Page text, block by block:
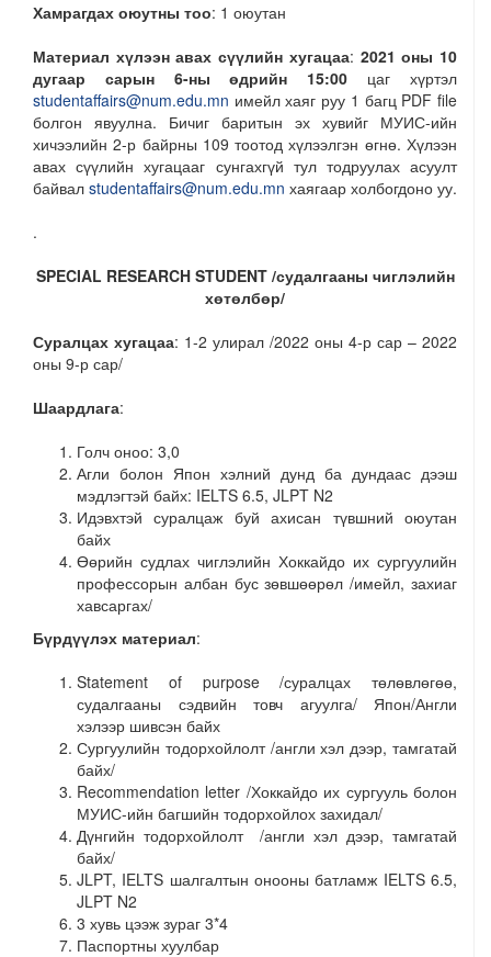
Хамрагдах оюутны тоо: 1 оюутан
Материал хүлээн авах сүүлийн хугацаа: 2021 оны 10
дугаар сарын 6-ны өдрийн 15:00 цаг хүртэл
studentaffairs@num.edu.mn имейл хаяг руу 1 багц PDF file
болгон явуулна. Бичиг баритын эх хувийг МУИС-ийн
хичээлийн 2-р байрны 109 тоотод хүлээлгэн өгнө. Хүлээн
авах сүүлийн хугацааг сунгахгүй тул тодруулах асуулт
байвал studentaffairs@num.edu.mn хаягаар холбогдоно уу.
.
SPECIAL RESEARCH STUDENT /судалгааны чиглэлийн
хөтөлбөр/
Суралцах хугацаа: 1-2 улирал /2022 оны 4-р сар – 2022
оны 9-р сар/
Шаардлага:
Голч оноо: 3,0
Агли болон Япон хэлний дунд ба дундаас дээш
мэдлэгтэй байх: IELTS 6.5, JLPT N2
Идэвхтэй суралцаж буй ахисан түвшний оюутан
байх
Өөрийн судлах чиглэлийн Хоккайдо их сургуулийн
профессорын албан бус зөвшөөрөл /имейл, захиаг
хавсаргах/
Бүрдүүлэх материал:
Statement of purpose /суралцах төлөвлөгөө,
судалгааны сэдвийн товч агуулга/ Япон/Англи
хэлээр шивсэн байх
Сургуулийн тодорхойлолт /англи хэл дээр, тамгатай
байх/
Recommendation letter /Хоккайдо их сургууль болон
МУИС-ийн багшийн тодорхойлох захидал/
Дүнгийн тодорхойлолт /англи хэл дээр, тамгатай
байх/
JLPT, IELTS шалгалтын онооны батламж IELTS 6.5,
JLPT N2
3 хувь цээж зураг 3*4
Паспортны хуулбар